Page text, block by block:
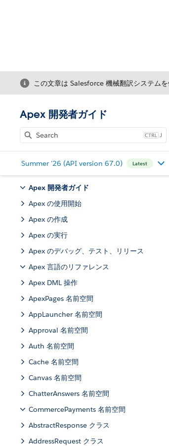
この文章は Salesforce 機械翻訳システム
Apex 開発者ガイド
J
Summer '26 (API version 67.0) Latest
Apex 開発者ガイド
Apex の使用開始
Apex の作成
Apex の実行
Apex のデバッグ、テスト、リリース
Apex 言語のリファレンス
Apex DML 操作
ApexPages 名前空間
AppLauncher 名前空間
Approval 名前空間
Auth 名前空間
Cache 名前空間
Canvas 名前空間
ChatterAnswers 名前空間
CommercePayments 名前空間
AbstractResponse クラス
AddressRequest クラス